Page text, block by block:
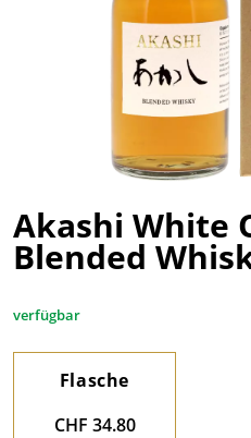
Akashi White
Blended
verfügbar
Flasche
CHF 34.80